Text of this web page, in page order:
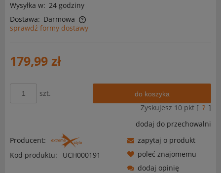
Wysyłka w: 24 godziny
Dostawa: Darmowa
Cena nie zawiera ewentualnych kosztów płatności
sprawdź formy dostawy
179,99 zł
szt. do koszyka
Zyskujesz 10 pkt [ ? ]
dodaj do przechowalni
Producent:
Kod produktu:
UCH000191
zapytaj o produkt
poleć znajomemu
dodaj opinię